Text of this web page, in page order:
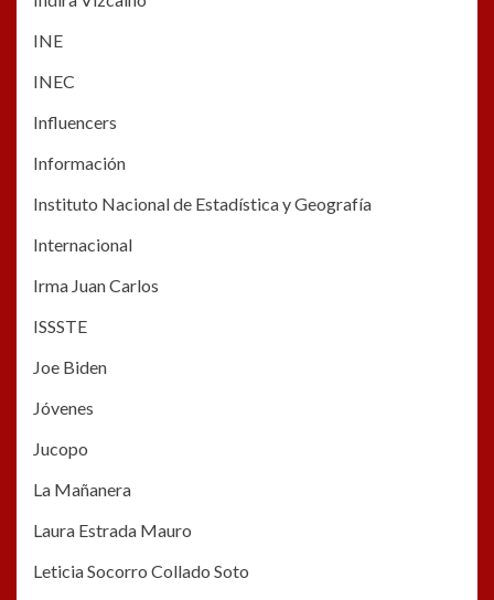
INE
INEC
Influencers
Información
Instituto Nacional de Estadística y Geografía
Internacional
Irma Juan Carlos
ISSSTE
Joe Biden
Jóvenes
Jucopo
La Mañanera
Laura Estrada Mauro
Leticia Socorro Collado Soto